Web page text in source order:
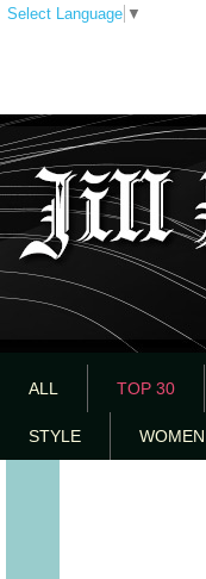
Select Language ▼
ALL TOP 30
STYLE WOMEN